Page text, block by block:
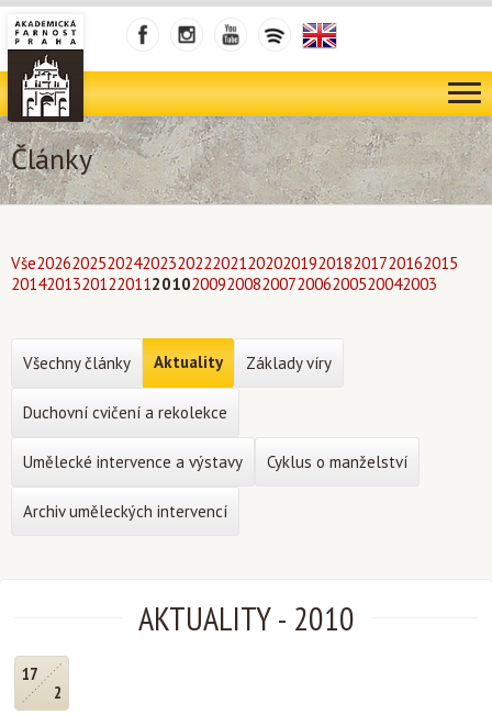
Články
Vše202620252024202320222021202020192018201720162015
201420132012201120102009200820072006200520042003
AKTUALITY- 2010
17
2
Všechny články Aktuality Základy víry
Duchovní cvičení a rekolekce
Umělecké intervence a výstavy Cyklus o manželství
Archiv uměleckých intervencí